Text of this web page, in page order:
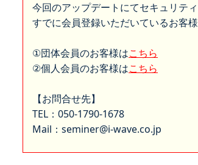
今回のアップデートにてセキュリテ
すでに会員登録いただいているお客
①団体会員のお客様はこちら
②個人会員のお客様はこちら
【お問合せ先】
TEL：050-1790-1678
Mail：seminer@i-wave.co.jp